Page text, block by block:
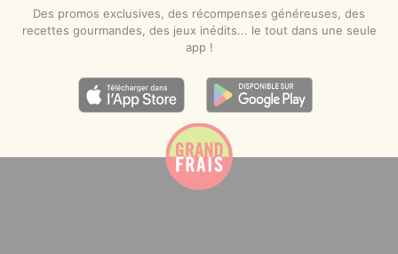
Des promos exclusives, des récompenses généreuses, des
recettes gourmandes, des jeux inédits... le tout dans une seule
app !